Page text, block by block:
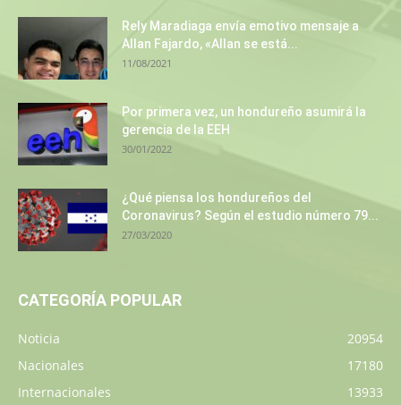
Rely Maradiaga envía emotivo mensaje a
Allan Fajardo, «Allan se está...
11/08/2021
Por primera vez, un hondureño asumirá la
gerencia de la EEH
30/01/2022
¿Qué piensa los hondureños del
Coronavirus? Según el estudio número 79...
27/03/2020
CATEGORÍA POPULAR
Noticia
20954
Nacionales
17180
Internacionales
13933